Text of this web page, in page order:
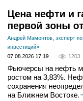
Цена нефти и
первой зоны
Андрей Мамонтов, эксперт
инвестиций»
07.08.2026 17:19
1203
Фьючерсы на нефть
ростом на 3,83%.
сохранения
на Ближнем Востоке.